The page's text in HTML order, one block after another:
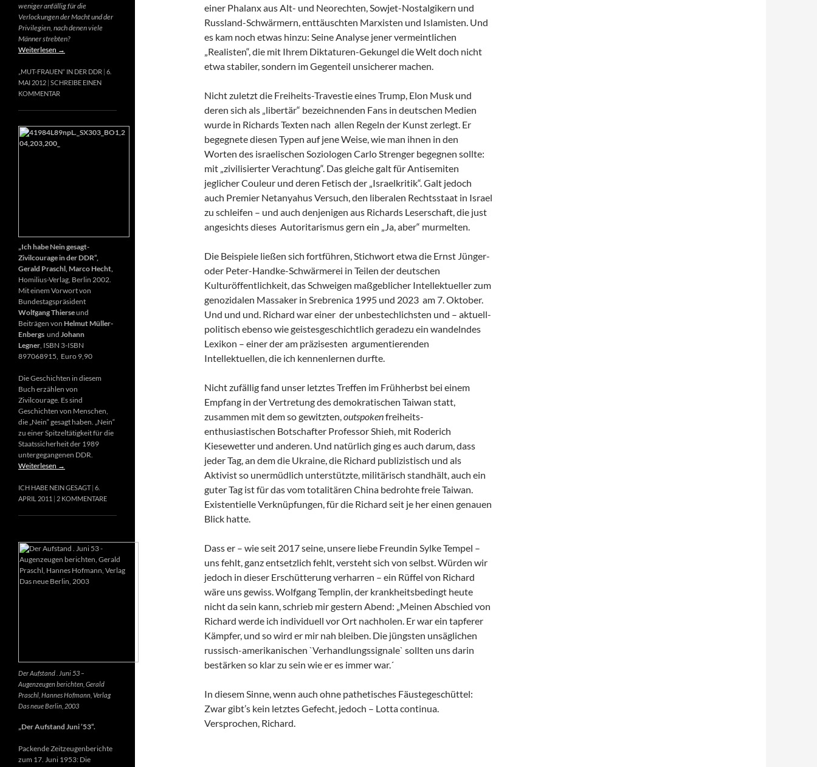
einer Phalanx aus Alt- und Neorechten, Sowjet-Nostalgikern und
Russland-Schwärmern, enttäuschten Marxisten und Islamisten. Und
es kam noch etwas hinzu: Seine Analyse jener vermeintlichen
„Realisten“, die mit Ihrem Diktaturen-Gekungel die Welt doch nicht
etwa stabiler, sondern im Gegenteil unsicherer machen.
Nicht zuletzt die Freiheits-Travestie eines Trump, Elon Musk und
deren sich als „libertär“ bezeichnenden Fans in deutschen Medien
wurde in Richards Texten nach allen Regeln der Kunst zerlegt. Er
begegnete diesen Typen auf jene Weise, wie man ihnen in den
Worten des israelischen Soziologen Carlo Strenger begegnen sollte:
mit „zivilisierter Verachtung“. Das gleiche galt für Antisemiten
jeglicher Couleur und deren Fetisch der „Israelkritik“. Galt jedoch
auch Premier Netanyahus Versuch, den liberalen Rechtsstaat in Israel
zu schleifen – und auch denjenigen aus Richards Leserschaft, die just
angesichts dieses Autoritarismus gern ein „Ja, aber“ murmelten.
Die Beispiele ließen sich fortführen, Stichwort etwa die Ernst Jünger-
oder Peter-Handke-Schwärmerei in Teilen der deutschen
Kulturöffentlichkeit, das Schweigen maßgeblicher Intellektueller zum
genozidalen Massaker in Srebrenica 1995 und 2023 am 7. Oktober.
Und und und. Richard war einer der unbestechlichsten und – aktuell-
politisch ebenso wie geistesgeschichtlich geradezu ein wandelndes
Lexikon – einer der am präzisesten argumentierenden
Intellektuellen, die ich kennenlernen durfte.
Nicht zufällig fand unser letztes Treffen im Frühherbst bei einem
Empfang in der Vertretung des demokratischen Taiwan statt,
zusammen mit dem so gewitzten, outspokenfreiheits-
enthusiastischen Botschafter Professor Shieh, mit Roderich
Kiesewetter und anderen. Und natürlich ging es auch darum, dass
jeder Tag, an dem die Ukraine, die Richard publizistisch und als
Aktivist so unermüdlich unterstützte, militärisch standhält, auch ein
guter Tag ist für das vom totalitären China bedrohte freie Taiwan.
Existentielle Verknüpfungen, für die Richard seit je her einen genauen
Blick hatte.
Dass er – wie seit 2017 seine, unsere liebe Freundin Sylke Tempel –
uns fehlt, ganz entsetzlich fehlt, versteht sich von selbst. Würden wir
jedoch in dieser Erschütterung verharren – ein Rüffel von Richard
wäre uns gewiss. Wolfgang Templin, der krankheitsbedingt heute
nicht da sein kann, schrieb mir gestern Abend: „Meinen Abschied von
Richard werde ich individuell vor Ort nachholen. Er war ein tapferer
Kämpfer, und so wird er mir nah bleiben. Die jüngsten unsäglichen
russisch-amerikanischen `Verhandlungssignale` sollten uns darin
bestärken so klar zu sein wie er es immer war.´
In diesem Sinne, wenn auch ohne pathetisches Fäustegeschüttel:
Zwar gibt’s kein letztes Gefecht, jedoch – Lotta continua.
Versprochen, Richard.
weniger anfällig für die
Verlockungen der Macht und der
Privilegien, nach denen viele
Männer strebten?
Weiterlesen →
„MUT-FRAUEN“ IN DER DDR 6.
MAI 2012 SCHREIBE EINEN
KOMMENTAR
„Ich habe Nein gesagt-
Zivilcourage in der DDR“,
Gerald Praschl, Marco Hecht,
Homilius-Verlag, Berlin 2002.
Mit einem Vorwort von
Bundestagspräsident
Wolfgang Thierseund
Beiträgen von Helmut Müller-
Enbergs und Johann
Legner , ISBN 3-ISBN
897068915, Euro 9,90
Die Geschichten in diesem
Buch erzählen von
Zivilcourage. Es sind
Geschichten von Menschen,
die „Nein“ gesagt haben. „Nein“
zu einer Spitzeltätigkeit für die
Staatssicherheit der 1989
untergegangenen DDR.
Weiterlesen →
ICH HABE NEIN GESAGT 6.
APRIL 2011
2 KOMMENTARE
Der Aufstand . Juni 53 –
Augenzeugen berichten, Gerald
Praschl, Hannes Hofmann, Verlag
Das neue Berlin, 2003
„Der Aufstand Juni ’53“.
Packende Zeitzeugenberichte
zum 17. Juni 1953: Die